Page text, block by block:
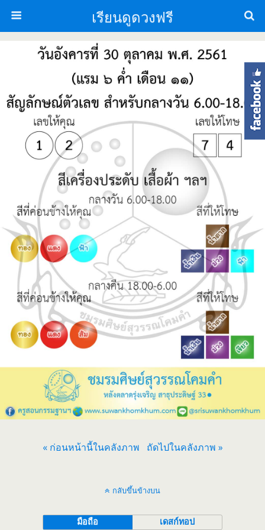
เรียนดูดวงฟรี
« ก่อนหน้านี้ในคลังภาพ ถัดไปในคลังภาพ »
กลับขึ้นข้างบน
มือถือ เดสก์ทอป